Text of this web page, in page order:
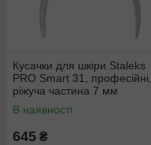
Кусачки для шкіри Staleks
PRO Smart 31, професійні,
ріжуча частина 7 мм
В наявності
645 ₴